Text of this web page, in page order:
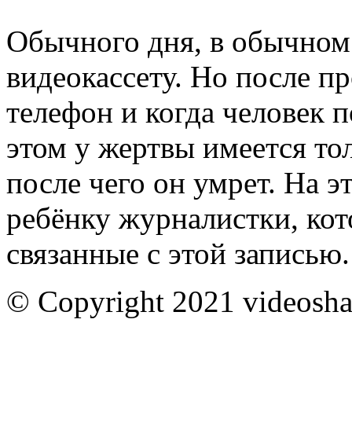
Обычного дня, в обычном
видеокассету. Но после
телефон и когда человек
этом у жертвы имеется
после чего он умрет. На
ребёнку журналистки,
связанные с этой записью.
© Copyright 2021